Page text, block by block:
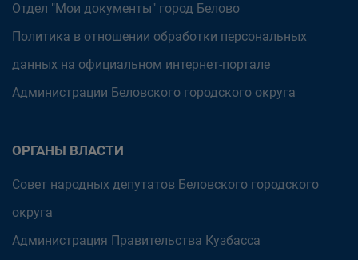
Отдел "Мои документы" город Белово
Политика в отношении обработки персональных
данных на официальном интернет-портале
Администрации Беловского городского округа
ОРГАНЫ ВЛАСТИ
Совет народных депутатов Беловского городского
округа
Администрация Правительства Кузбасса